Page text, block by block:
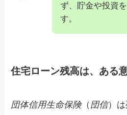
ず、貯金や投資
す。
住宅ローン残高は、ある
団体信用生命保険（ 団信）